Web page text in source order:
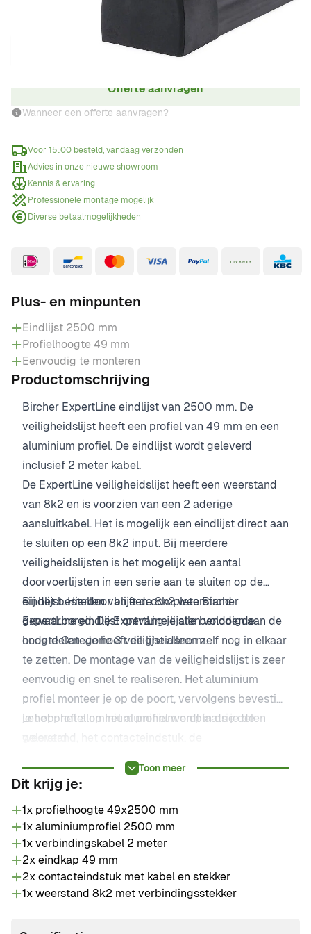
Offerte aanvragen
Wanneer een offerte aanvragen?
Voor 15:00 besteld, vandaag verzonden
Advies in onze nieuwe showroom
Kennis & ervaring
Professionele montage mogelijk
Diverse betaalmogelijkheden
Plus- en minpunten
Eindlijst 2500 mm
Profielhoogte 49 mm
Eenvoudig te monteren
Productomschrijving
Bircher ExpertLine eindlijst van 2500 mm. De
veiligheidslijst heeft een profiel van 49 mm en een
aluminium profiel. De eindlijst wordt geleverd
inclusief 2 meter kabel.
De ExpertLine veiligheidslijst heeft een weerstand
van 8k2 en is voorzien van een 2 aderige
aansluitkabel. Het is mogelijk een eindlijst direct aan
te sluiten op een 8k2 input. Bij meerdere
veiligheidslijsten is het mogelijk een aantal
doorvoerlijsten in een serie aan te sluiten op de
eindlijst. Hierdoor blijft de 8k2 weerstand
gewaarborgd. De ExpertLine lijsten voldoen aan de
hoogte Categorie 3 veiligheidsnorm.
Bij het bestellen van een complete Bircher
ExpertLine eindlijst ontvang je alle benodigde
onderdelen. Je hoeft de lijst alleen zelf nog in elkaar
te zetten. De montage van de veiligheidslijst is zeer
eenvoudig en snel te realiseren. Het aluminium
profiel monteer je op de poort, vervolgens bevestig
je het profiel op het aluminium en plaats je de
Let op: het aluminium profiel wordt in drie delen
Toon meer
Dit krijg je:
1x profielhoogte 49x2500 mm
1x aluminiumprofiel 2500 mm
1x verbindingskabel 2 meter
2x eindkap 49 mm
2x contacteindstuk met kabel en stekker
1x weerstand 8k2 met verbindingsstekker